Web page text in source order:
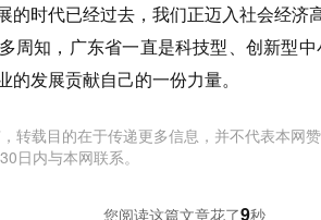
时代已经过去，我们正迈入社会经济
周知，广东省一直是科技型、创新型
发展贡献自己的一份力量。
转载目的在于传递更多信息，并不代表本网
日内与本网联系。
您阅读这篇文章花了10秒